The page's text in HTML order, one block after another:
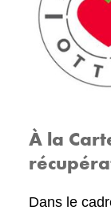
À la
Dans le